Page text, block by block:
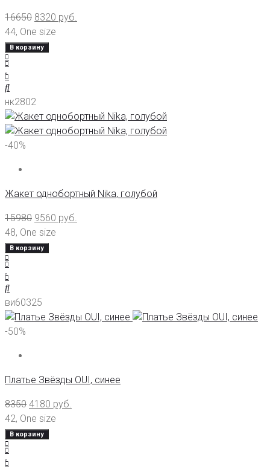
16650 8320 руб.
44, One size
В корзину
нк2802
-40%
Жакет однобортный Nika, голубой
15980 9560 руб.
48, One size
В корзину
ви60325
-50%
Платье Звёзды OUI, синее
8350 4180 руб.
42, One size
В корзину